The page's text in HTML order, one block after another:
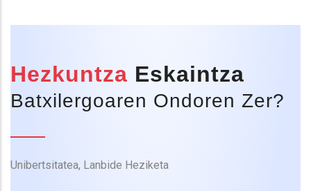
Hezkuntza Eskaintza
Batxilergoaren Ondoren Zer?
Unibertsitatea, Lanbide Heziketa